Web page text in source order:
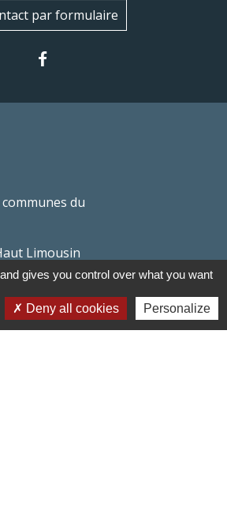
par formulaire
du
Limousin
de la
gives you control over what you want
Deny all cookies Personalize